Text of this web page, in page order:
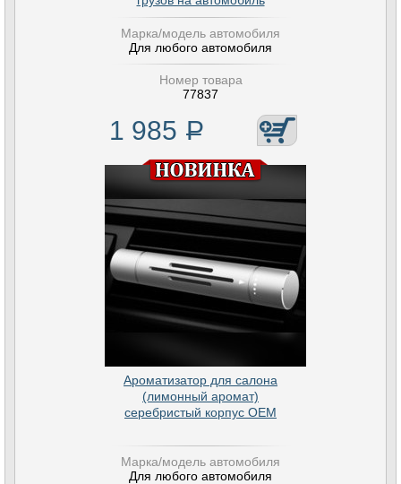
Марка/модель автомобиля
Для любого автомобиля
Номер товара
77837
1 985 Р
Ароматизатор для салона
(лимонный аромат)
серебристый корпус OEM
Марка/модель автомобиля
Для любого автомобиля